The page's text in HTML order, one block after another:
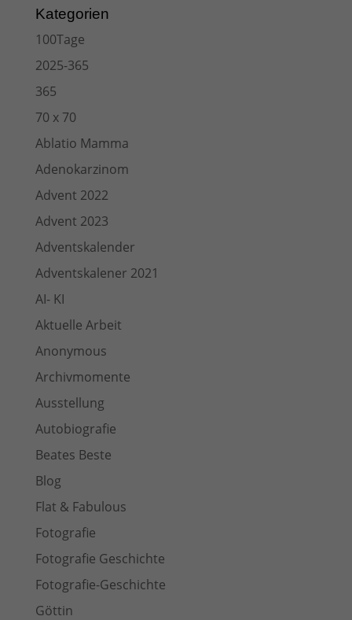
Kategorien
100Tage
2025-365
365
70 x 70
Ablatio Mamma
Adenokarzinom
Advent 2022
Advent 2023
Adventskalender
Adventskalener 2021
AI- KI
Aktuelle Arbeit
Anonymous
Archivmomente
Ausstellung
Autobiografie
Beates Beste
Blog
Flat & Fabulous
Fotografie
Fotografie Geschichte
Fotografie-Geschichte
Göttin